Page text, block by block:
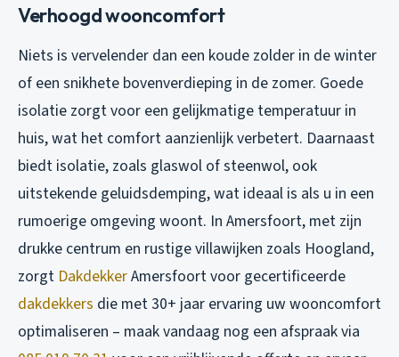
Verhoogd wooncomfort
Niets is vervelender dan een koude zolder in de winter
of een snikhete bovenverdieping in de zomer. Goede
isolatie zorgt voor een gelijkmatige temperatuur in
huis, wat het comfort aanzienlijk verbetert. Daarnaast
biedt isolatie, zoals glaswol of steenwol, ook
uitstekende geluidsdemping, wat ideaal is als u in een
rumoerige omgeving woont. In Amersfoort, met zijn
drukke centrum en rustige villawijken zoals Hoogland,
zorgt DakdekkerAmersfoort voor gecertificeerde
dakdekkers die met 30+ jaar ervaring uw wooncomfort
optimaliseren – maak vandaag nog een afspraak via